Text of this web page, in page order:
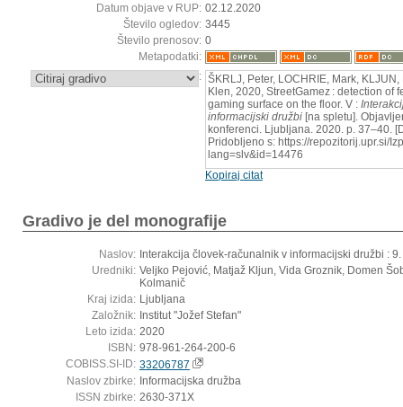
Datum objave v RUP: 02.12.2020
Število ogledov: 3445
Število prenosov: 0
Metapodatki:
: ŠKRLJ, Peter, LOCHRIE, Mark,
Klen, 2020, StreetGamez : detection of
gaming surface on the floor. V :
informacijski družbi [na spletu].
konferenci. Ljubljana. 2020. p. 37–40.
Pridobljeno s: https://repozitorij.upr.si/
lang=slv&id=14476
Kopiraj citat
Gradivo je del monografije
Naslov: Interakcija človek-računalnik v informacijski družbi :
Uredniki: Veljko Pejović, Matjaž Kljun, Vida Groznik, Domen
Kolmanič
Kraj izida: Ljubljana
Založnik: Institut "Jožef Stefan"
Leto izida: 2020
ISBN: 978-961-264-200-6
COBISS.SI-ID: 33206787
Naslov zbirke: Informacijska družba
ISSN zbirke: 2630-371X